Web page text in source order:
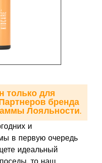
и
в первую очередь
идеальный
только для
бренда
Лояльности.